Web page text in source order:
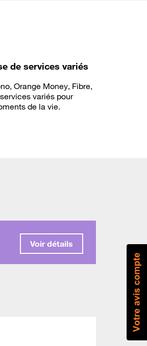
de services variés
Orange Money, Fibre,
variés pour
de la vie.
Voir détails